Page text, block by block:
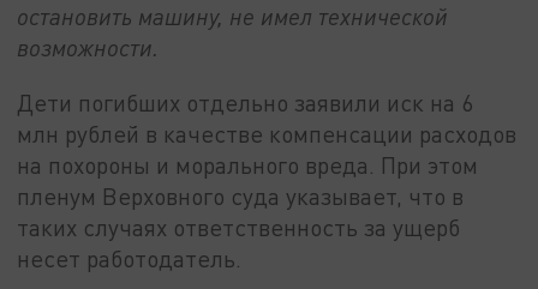
остановить машину, не имел технической
возможности.
Дети погибших отдельно заявили иск на 6
млн рублей в качестве компенсации расходов
на похороны и морального вреда. При этом
пленум Верховного суда указывает, что в
таких случаях ответственность за ущерб
несет работодатель.